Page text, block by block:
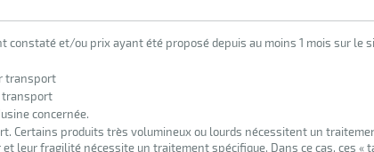
et/ou prix ayant été proposé depuis au moins 1 mois sur le
transport
transport
concernée.
Certains produits très volumineux ou lourds nécessitent un
leur fragilité nécessite un traitement spécifique. Dans ce cas, ces